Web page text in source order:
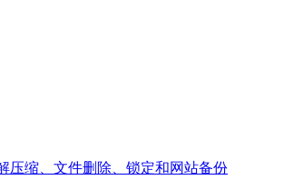
压缩、文件删除、锁定和网站备份